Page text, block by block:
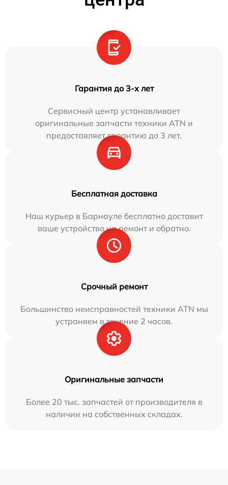
Гарантия до 3-х лет
Сервисный центр устанавливает
оригинальные запчасти техники ATN и
предоставляет гарантию до 3 лет.
Бесплатная доставка
Наш курьер в Барнауле бесплатно доставит
ваше устройство на ремонт и обратно.
Срочный ремонт
Большинство неисправностей техники ATN мы
устраняем в течение 2 часов.
Оригинальные запчасти
Более 20 тыс. запчастей от производителя в
наличии на собственных складах.